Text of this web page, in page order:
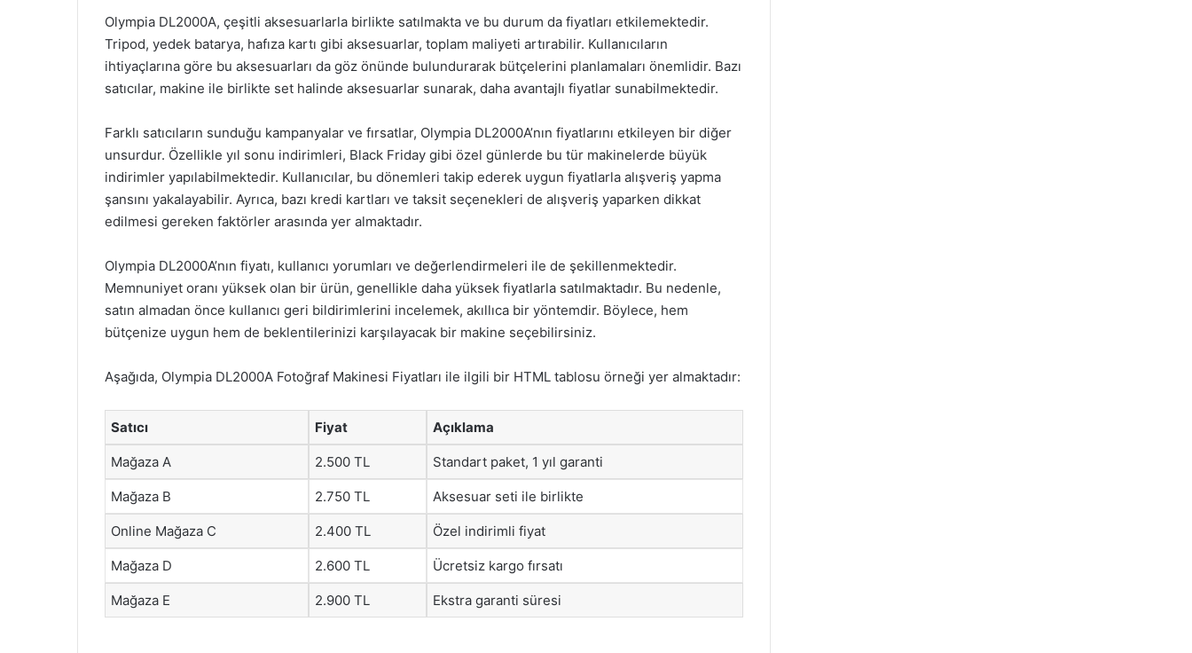
Olympia DL2000A, çeşitli aksesuarlarla birlikte satılmakta ve bu durum da fiyatları etkilemektedir.
Tripod, yedek batarya, hafıza kartı gibi aksesuarlar, toplam maliyeti artırabilir. Kullanıcıların
ihtiyaçlarına göre bu aksesuarları da göz önünde bulundurarak bütçelerini planlamaları önemlidir. Bazı
satıcılar, makine ile birlikte set halinde aksesuarlar sunarak, daha avantajlı fiyatlar sunabilmektedir.
Farklı satıcıların sunduğu kampanyalar ve fırsatlar, Olympia DL2000A’nın fiyatlarını etkileyen bir diğer
unsurdur. Özellikle yıl sonu indirimleri, Black Friday gibi özel günlerde bu tür makinelerde büyük
indirimler yapılabilmektedir. Kullanıcılar, bu dönemleri takip ederek uygun fiyatlarla alışveriş yapma
şansını yakalayabilir. Ayrıca, bazı kredi kartları ve taksit seçenekleri de alışveriş yaparken dikkat
edilmesi gereken faktörler arasında yer almaktadır.
Olympia DL2000A’nın fiyatı, kullanıcı yorumları ve değerlendirmeleri ile de şekillenmektedir.
Memnuniyet oranı yüksek olan bir ürün, genellikle daha yüksek fiyatlarla satılmaktadır. Bu nedenle,
satın almadan önce kullanıcı geri bildirimlerini incelemek, akıllıca bir yöntemdir. Böylece, hem
bütçenize uygun hem de beklentilerinizi karşılayacak bir makine seçebilirsiniz.
Aşağıda, Olympia DL2000A Fotoğraf Makinesi Fiyatları ile ilgili bir HTML tablosu örneği yer almaktadır:
Satıcı Fiyat Açıklama
Mağaza A 2.500 TL Standart paket, 1 yıl garanti
Mağaza B 2.750 TL Aksesuar seti ile birlikte
Online Mağaza C 2.400 TL Özel indirimli fiyat
Mağaza D 2.600 TL Ücretsiz kargo fırsatı
Mağaza E 2.900 TL Ekstra garanti süresi